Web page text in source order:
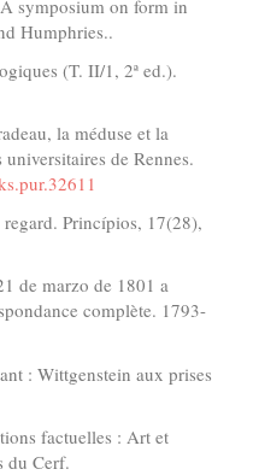
symposium on form in
Humphries..
(T. II/1, 2ª ed.).
la méduse et la
universitaires de Rennes.
Princípios, 17(28),
de marzo de 1801 a
complète. 1793-
: Wittgenstein aux prises
factuelles : Art et
du Cerf.